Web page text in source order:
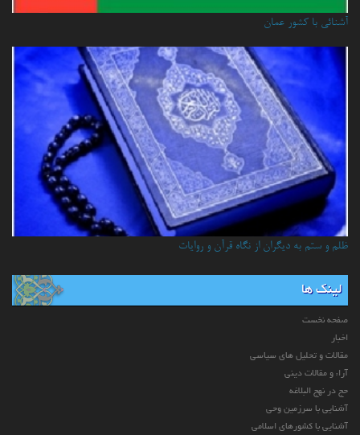
آشنائي با كشور عمان
ظلم و ستم به دیگران از نگاه قرآن و روایات
لینک ها
صفحه نخست
اخبار
مقالات و تحلیل های سیاسی
آراء و مقالات دینی
حج در نهج البلاغه
آشنایی با سرزمین وحی
آشنایی با کشورهای اسلامی